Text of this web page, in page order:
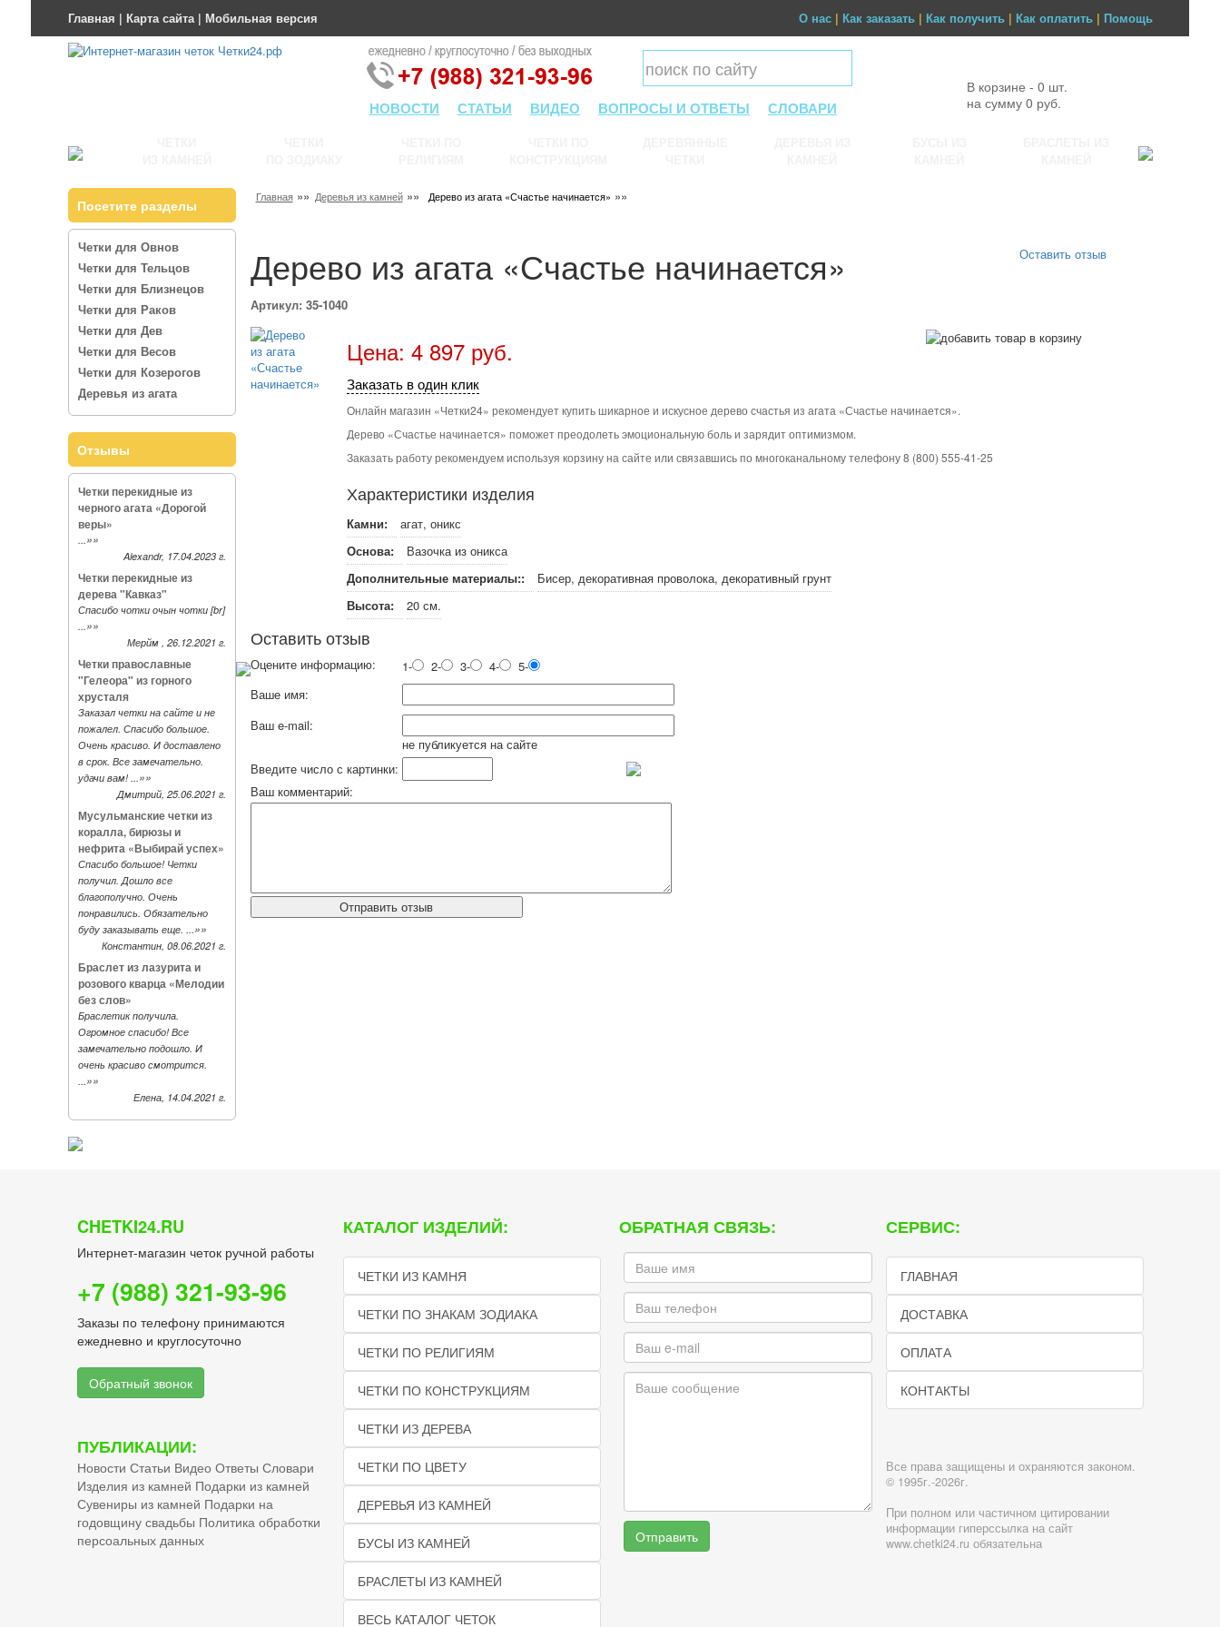
Главная | Карта сайта| Мобильная версия О нас| Как заказать| Как получить| Как оплатить| Помощь
НОВОСТИ СТАТЬИ ВИДЕО ВОПРОСЫ И ОТВЕТЫ СЛОВАРИ
В корзине - 0 шт.
на сумму 0 руб.
Посетите разделы
Четки для Овнов
Четки для Тельцов
Четки для Близнецов
Четки для Раков
Четки для Дев
Четки для Весов
Четки для Козерогов
Деревья из агата
Отзывы
Четки перекидные из
черного агата «Дорогой
веры»
...»»
Alexandr, 17.04.2023 г.
Четки перекидные из
дерева "Кавказ"
Спасибо чотки очын чотки [br]
...»»
Мерйм , 26.12.2021 г.
Четки православные
"Гелеора" из горного
хрусталя
Заказал четки на сайте и не
пожалел. Спасибо большое.
Очень красиво. И доставлено
в срок. Все замечательно.
удачи вам! ...»»
Дмитрий, 25.06.2021 г.
Мусульманские четки из
коралла, бирюзы и
нефрита «Выбирай успех»
Спасибо большое! Четки
получил. Дошло все
благополучно. Очень
понравились. Обязательно
буду заказывать еще. ...»»
Константин, 08.06.2021 г.
Браслет из лазурита и
розового кварца «Мелодии
без слов»
Браслетик получила.
Огромное спасибо! Все
замечательно подошло. И
очень красиво смотрится.
...»»
Елена, 14.04.2021 г.
Главная»» Деревья из камней»» Дерево из агата «Счастье начинается» »»
Дерево из агата «Счастье начинается»
Артикул: 35-1040
Оставить отзыв
Цена: 4 897 руб.
Заказать в один клик
Онлайн магазин «Четки24» рекомендует купить шикарное и искусное дерево счастья из агата «Счастье начинается».
Дерево «Счастье начинается» поможет преодолеть эмоциональную боль и зарядит оптимизмом.
Заказать работу рекомендуем используя корзину на сайте или связавшись по многоканальному телефону 8 (800) 555-41-25
Характеристики изделия
Камни:
агат, оникс
Основа:
Вазочка из оникса
Дополнительные материалы::
Бисер, декоративная проволока, декоративный грунт
Высота:
20 см.
Оставить отзыв
Оцените информацию: 1- 2- 3- 4-
5-
Ваше имя:
Ваш e-mail:
не публикуется на сайте
Введите число с картинки:
Ваш комментарий:
CHETKI24.RU
Интернет-магазин четок ручной работы
+7 (988) 321-93-96
Заказы по телефону принимаются
ежедневно и круглосуточно
Обратный звонок
ПУБЛИКАЦИИ:
Новости Статьи Видео Ответы Словари
Изделия из камней Подарки из камней
Сувениры из камней Подарки на
годовщину свадьбы Политика обработки
персоальных данных
КАТАЛОГ ИЗДЕЛИЙ:
ЧЕТКИ ИЗ КАМНЯ
ЧЕТКИ ПО ЗНАКАМ ЗОДИАКА
ЧЕТКИ ПО РЕЛИГИЯМ
ЧЕТКИ ПО КОНСТРУКЦИЯМ
ЧЕТКИ ИЗ ДЕРЕВА
ЧЕТКИ ПО ЦВЕТУ
ДЕРЕВЬЯ ИЗ КАМНЕЙ
БУСЫ ИЗ КАМНЕЙ
БРАСЛЕТЫ ИЗ КАМНЕЙ
ВЕСЬ КАТАЛОГ ЧЕТОК
ОБРАТНАЯ СВЯЗЬ:
Отправить
СЕРВИС:
ГЛАВНАЯ
ДОСТАВКА
ОПЛАТА
КОНТАКТЫ
Все права защищены и охраняются законом.
© 1995г.-2026г.
При полном или частичном цитировании
информации гиперссылка на сайт
www.chetki24.ru обязательна